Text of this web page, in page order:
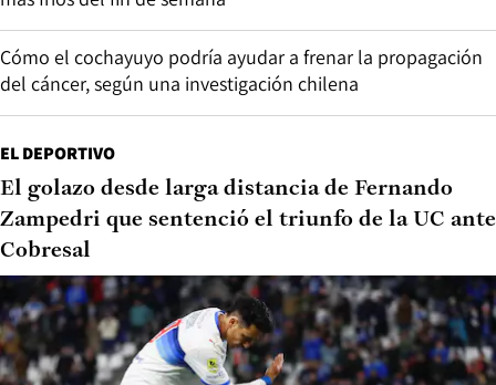
Cómo el cochayuyo podría ayudar a frenar la propagación
del cáncer, según una investigación chilena
EL DEPORTIVO
El golazo desde larga distancia de Fernando
Zampedri que sentenció el triunfo de la UC ante
Cobresal